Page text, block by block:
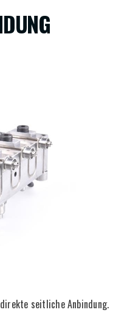
seitliche Anbindung.